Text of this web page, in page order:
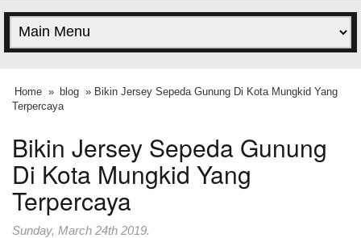
Home » blog » Bikin Jersey Sepeda Gunung Di Kota Mungkid Yang
Terpercaya
Bikin Jersey Sepeda Gunung
Di Kota Mungkid Yang
Terpercaya
Sunday, March 24th 2019.